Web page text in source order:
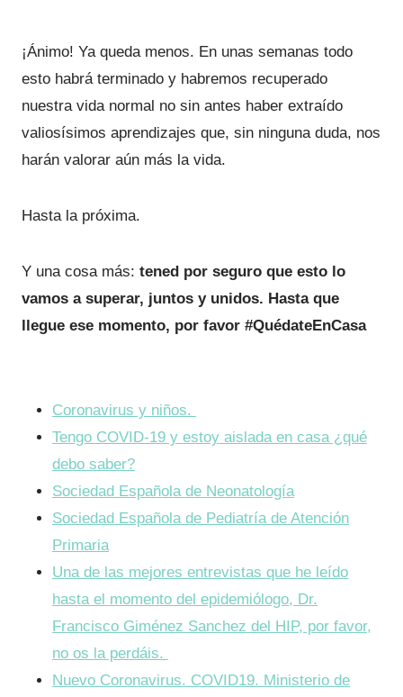
¡Ánimo! Ya queda menos. En unas semanas todo
esto habrá terminado y habremos recuperado
nuestra vida normal no sin antes haber extraído
valiosísimos aprendizajes que, sin ninguna duda, nos
harán valorar aún más la vida.
Hasta la próxima.
Y una cosa más: tened por seguro que esto lo
vamos a superar, juntos y unidos. Hasta que
llegue ese momento, por favor #QuédateEnCasa
Coronavirus y niños.
Tengo COVID-19 y estoy aislada en casa ¿qué
debo saber?
Sociedad Española de Neonatología
Sociedad Española de Pediatría de Atención
Primaria
Una de las mejores entrevistas que he leído
hasta el momento del epidemiólogo, Dr.
Francisco Giménez Sanchez del HIP, por favor,
no os la perdáis.
Nuevo Coronavirus. COVID19. Ministerio de